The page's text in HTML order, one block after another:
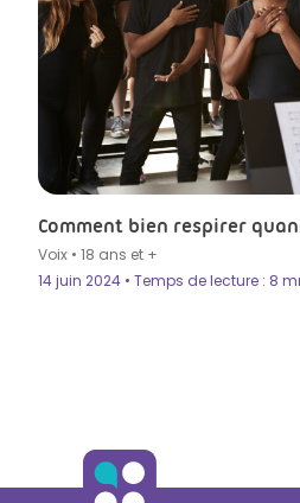
Comment bien respirer
Voix • 18 ans et +
14 juin 2024 • Temps de lecture : 8